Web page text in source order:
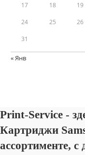
17 18 19
24 25 26
31
« Янв
Print-Service -
Картриджи
ассортименте, с